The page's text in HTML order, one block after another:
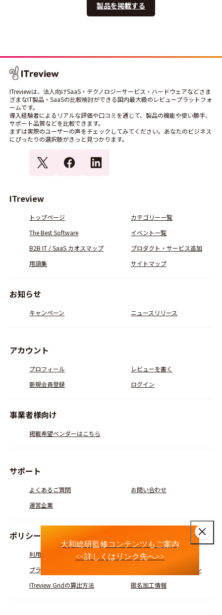
製品を掲載する
大和総研監修コンテンツもご案内
<<詳しくはリンク先へ>>
ITreviewは、法人向けSaaS・テクノロジーサービス・ハードウェアなどさま
ざまなIT製品・SaaSの比較検討ができる国内最大級のレビュープラットフォ
ームです。
導入経験者によるリアルな評価や口コミを通じて、製品の機能や使い勝手、
サポート品質などを比較できます。
まずは実際のユーザーの声をチェックしてみてください。あなたのビジネス
にぴったりの選択肢がきっと見つかります。
ITreview
トップページ
カテゴリー一覧
The Best Software
イベント一覧
B2B IT / SaaS カオスマップ
プロダクト・サービス追加
用語集
サイトマップ
お知らせ
キャンペーン ニュースリリース
アカウント
プロフィール
レビューを書く
新規会員登録
ログイン
事業者様向け
掲載希望ベンダーはこちら
サポート
よくあるご質問
お問い合わせ
運営企業
ポリシー
利用規約
会員規約
プライバシーポリシー
コミュニティガイドライン
ITreview Gridの算出方法
匿名加工情報